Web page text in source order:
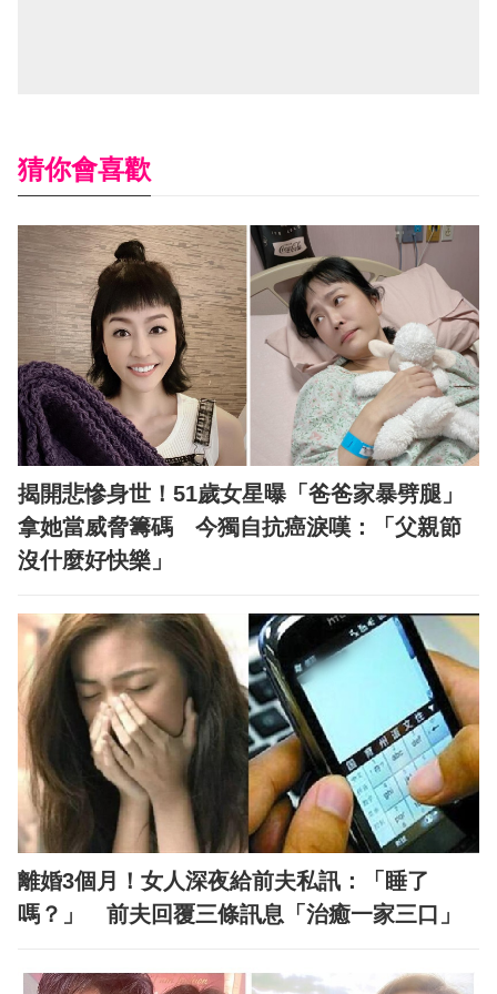
猜你會喜歡
揭開悲慘身世！51歲女星曝「爸爸家暴劈腿」
拿她當威脅籌碼 今獨自抗癌淚嘆：「父親節
沒什麼好快樂」
離婚3個月！女人深夜給前夫私訊：「睡了
嗎？」 前夫回覆三條訊息「治癒一家三口」